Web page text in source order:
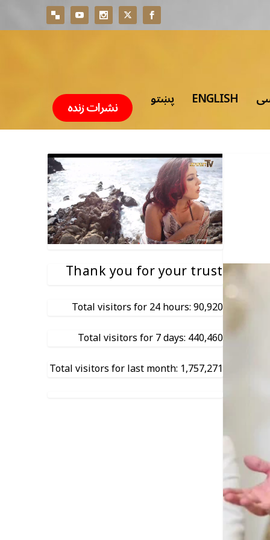
ENGLISH پښتو نشرات زنده
Thank you for your trust
Total visitors for 24 hours: 90,920
Total visitors for 7 days: 440,460
Total visitors for last month: 1,757,271